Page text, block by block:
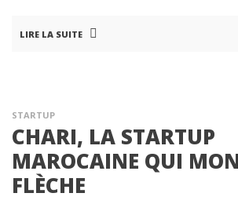
LIRE LA SUITE
STARTUP
CHARI, LA STARTUP
MAROCAINE QUI
FLÈCHE